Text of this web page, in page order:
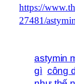
https://
27481/
astymin
gì công